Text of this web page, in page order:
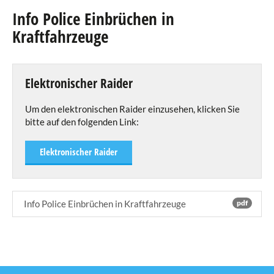
Agenda
Publikationen
Gemengebleedchen
Info's von der Polizei
Dokumentation Kläranlage
Resultate Trinkwasseranalyse
Info Police Einbrüchen in Kraftfahrzeuge
Info Police Der sichere Schulweg
Info Police Trottinett
Verzeichnis
Info Police Einbrüchen in
Kraftfahrzeuge
Elektronischer Raider
Um den elektronischen Raider einzusehen, klicken Sie
bitte auf den folgenden Link:
Elektronischer Raider
pdf
Info Police Einbrüchen in Kraftfahrzeuge